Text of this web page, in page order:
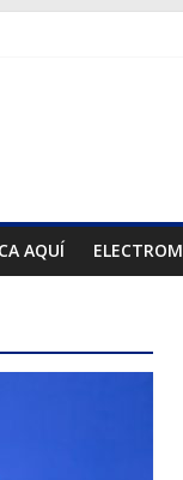
Compras Públicas
AQUÍ